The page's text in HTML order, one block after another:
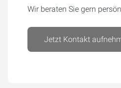
Wir beraten Sie gern
Jetzt Kontakt